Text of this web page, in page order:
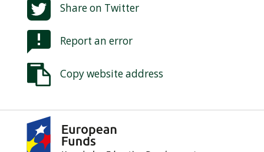
Share on Twitter
Report an error
Copy website address